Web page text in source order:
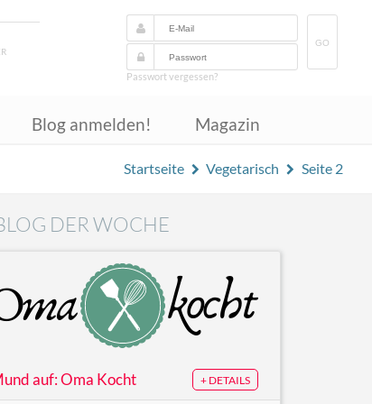
GO
Passwort vergessen?
Blog anmelden! Magazin
Startseite Vegetarisch Seite 2
DER WOCHE
auf: Oma Kocht + DETAILS